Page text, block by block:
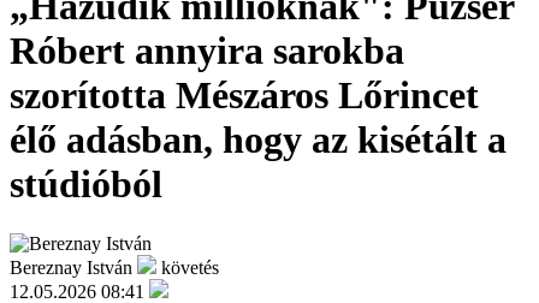
Róbert annyira sarokba
szorította Mészáros Lőrincet
élő adásban, hogy az kisétált a
stúdióból
Bereznay István
követés
12.05.2026 08:41